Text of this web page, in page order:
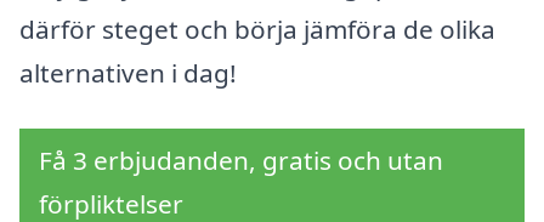
därför steget och börja jämföra de olika
alternativen i dag!
Få 3 erbjudanden, gratis och utan
förpliktelser